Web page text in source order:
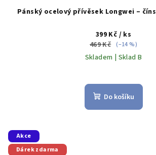
Pánský ocelový přívěsek Longwei –
399 Kč / ks
469 Kč (–14 %)
Skladem | Sklad B
Do košíku
Akce
Dárek zdarma